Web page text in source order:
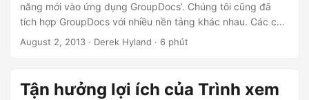
năng mới vào ứng dụng GroupDocs’. Chúng tôi cũng đã
tích hợp GroupDocs với nhiều nền tảng khác nhau. Các cải
tiến và tích hợp đáng chú ý bao gồm: Cải tiến UX đáng kể
August 2, 2013 · Derek Hyland · 6 phút
Tận hưởng lợi ích của Trình xem